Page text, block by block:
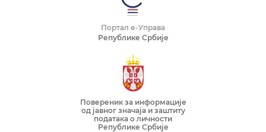
Портал е-Управа
Републике Србије
Повереник за информације
од јавног значаја и заштиту
података о личности
Републике Србије